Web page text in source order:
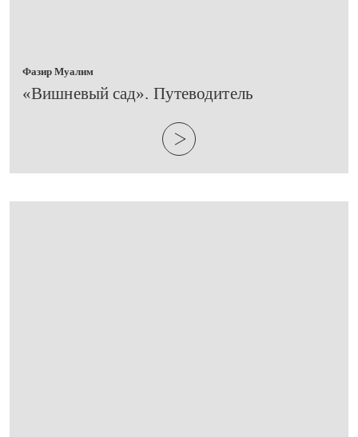
Фазир Муалим
​«Вишневый сад». Путеводитель